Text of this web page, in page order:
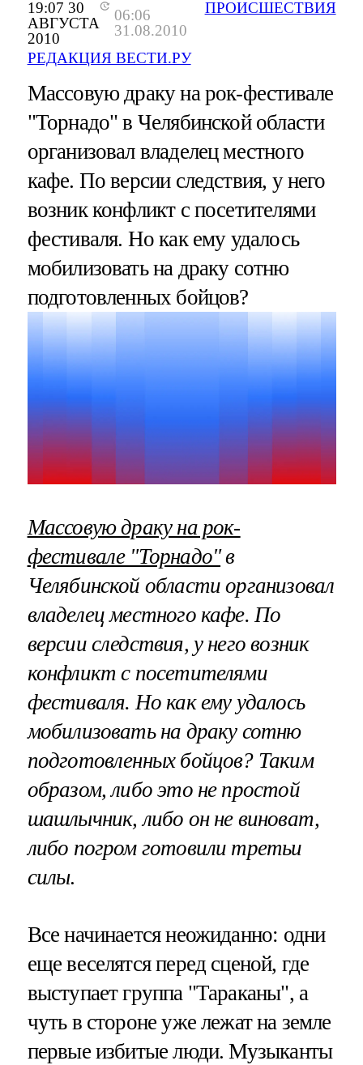
19:07 30
АВГУСТА
2010
06:06
31.08.2010
РЕДАКЦИЯ ВЕСТИ.РУ
ПРОИСШЕСТВИЯ
Массовую драку на рок-фестивале
"Торнадо" в Челябинской области
организовал владелец местного
кафе. По версии следствия, у него
возник конфликт с посетителями
фестиваля. Но как ему удалось
мобилизовать на драку сотню
подготовленных бойцов?
Массовую драку на рок-
фестивале "Торнадо"в
Челябинской области организовал
владелец местного кафе. По
версии следствия, у него возник
конфликт с посетителями
фестиваля. Но как ему удалось
мобилизовать на драку сотню
подготовленных бойцов? Таким
образом, либо это не простой
шашлычник, либо он не виноват,
либо погром готовили третьи
силы.
Все начинается неожиданно: одни
еще веселятся перед сценой, где
выступает группа "Тараканы", а
чуть в стороне уже лежат на земле
первые избитые люди. Музыканты